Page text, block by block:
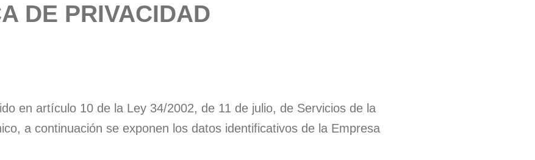
DE PRIVACIDAD
en artículo 10 de la Ley 34/2002, de 11 de julio, de Servicios de la
a continuación se exponen los datos identificativos de la Empresa